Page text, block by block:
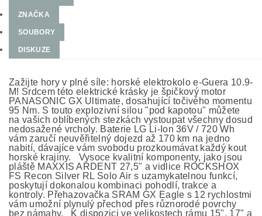
ZNAČKA
SOUBORY
DISKUZE
Zažijte hory v plné síle: horské elektrokolo e-Guera 10.9-
M! Srdcem této elektrické krásky je špičkový motor
PANASONIC GX Ultimate, dosahující točivého momentu
95 Nm. S touto explozivní silou "pod kapotou" můžete
na vašich oblíbených stezkách vystoupat všechny dosud
nedosažené vrcholy. Baterie LG Li-Ion 36V / 720 Wh
vám zaručí neuvěřitelný dojezd až 170 km na jedno
nabití, dávajíce vám svobodu prozkoumávat každý kout
horské krajiny. Vysoce kvalitní komponenty, jako jsou
pláště MAXXIS ARDENT 27,5" a vidlice ROCKSHOX
FS Recon Silver RL Solo Air s uzamykatelnou funkcí,
poskytují dokonalou kombinaci pohodlí, trakce a
kontroly. Přehazovačka SRAM GX Eagle s 12 rychlostmi
vám umožní plynulý přechod přes různorodé povrchy
bez námahy. K dispozici ve velikostech rámu 15", 17" a